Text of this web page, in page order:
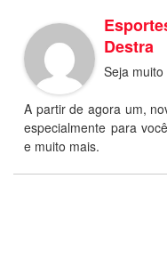
Destra
Seja
A partir de agora um,
especialmente para
e muito mais.